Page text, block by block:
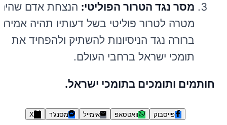
מסר נגד הטרור הפוליטי: הנצחת אדם
מטרה לטרור פוליטי בשל דעותיו תהיה
ברורה נגד הניסיונות להשתיק ולהפחיד את
תומכי ישראל ברחבי העולם.
חותמים ותומכים בתומכי ישראל.
פייסבוק וואטסאפ אימייל מסנג'ר X